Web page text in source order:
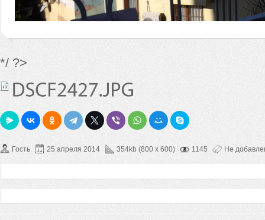
*/ ?>
Гость 25 апреля 2014 354kb (800 x 600) 1145 Не